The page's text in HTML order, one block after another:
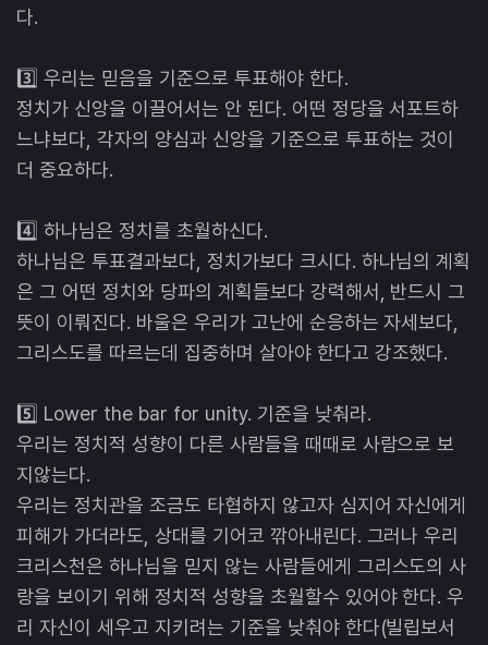
다.
3️⃣ 우리는 믿음을 기준으로 투표해야 한다.
정치가 신앙을 이끌어서는 안 된다. 어떤 정당을 서포트하
느냐보다, 각자의 양심과 신앙을 기준으로 투표하는 것이
더 중요하다.
4️⃣ 하나님은 정치를 초월하신다.
하나님은 투표결과보다, 정치가보다 크시다. 하나님의 계획
은 그 어떤 정치와 당파의 계획들보다 강력해서, 반드시 그
뜻이 이뤄진다. 바울은 우리가 고난에 순응하는 자세보다,
그리스도를 따르는데 집중하며 살아야 한다고 강조했다.
5️⃣ Lower the bar for unity. 기준을 낮춰라.
우리는 정치적 성향이 다른 사람들을 때때로 사람으로 보
지않는다.
우리는 정치관을 조금도 타협하지 않고자 심지어 자신에게
피해가 가더라도, 상대를 기어코 깎아내린다. 그러나 우리
크리스천은 하나님을 믿지 않는 사람들에게 그리스도의 사
랑을 보이기 위해 정치적 성향을 초월할수 있어야 한다. 우
리 자신이 세우고 지키려는 기준을 낮춰야 한다(빌립보서